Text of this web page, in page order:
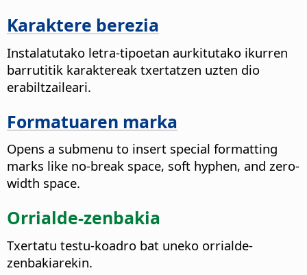
Karaktere berezia
Instalatutako letra-tipoetan aurkitutako ikurren
barrutitik karaktereak txertatzen uzten dio
erabiltzaileari.
Formatuaren marka
Opens a submenu to insert special formatting
marks like no-break space, soft hyphen, and zero-
width space.
Orrialde-zenbakia
Txertatu testu-koadro bat uneko orrialde-
zenbakiarekin.